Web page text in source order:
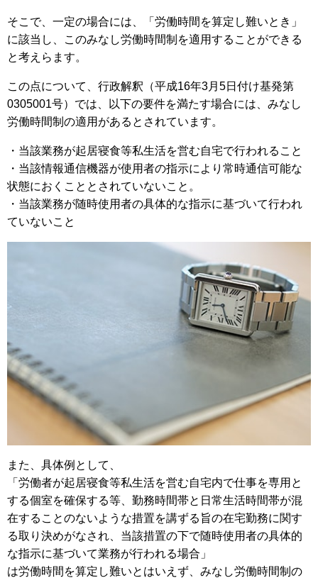
そこで、一定の場合には、「労働時間を算定し難いとき」
に該当し、このみなし労働時間制を適用することができる
と考えらます。
この点について、行政解釈（平成16年3月5日付け基発第
0305001号）では、以下の要件を満たす場合には、みなし
労働時間制の適用があるとされています。
・当該業務が起居寝食等私生活を営む自宅で行われること
・当該情報通信機器が使用者の指示により常時通信可能な
状態におくこととされていないこと。
・当該業務が随時使用者の具体的な指示に基づいて行われ
ていないこと
また、具体例として、
「労働者が起居寝食等私生活を営む自宅内で仕事を専用と
する個室を確保する等、勤務時間帯と日常生活時間帯が混
在することのないような措置を講ずる旨の在宅勤務に関す
る取り決めがなされ、当該措置の下で随時使用者の具体的
な指示に基づいて業務が行われる場合」
は労働時間を算定し難いとはいえず、みなし労働時間制の